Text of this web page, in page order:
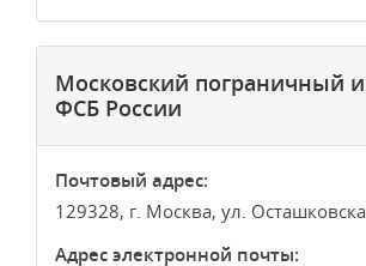
Московский пограничный
ФСБ России
Почтовый адрес:
129328, г. Москва, ул.
Адрес электронной почты: